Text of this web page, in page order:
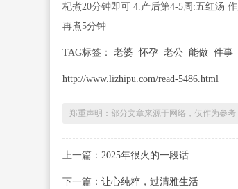
杞煮20分钟即可 4.产后第4-5周:五红汤
再煮5分钟
TAG标签： 老婆 怀孕 老公 能做 件事
http://www.lizhipu.com/read-5486.html
郑重声明：部分文章来源于网络，仅作为参
上一篇： 2025年很火的一段话
下一篇： 让心纯粹，过清雅生活